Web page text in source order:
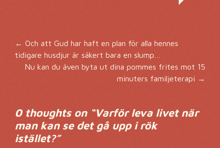
Inläggsnavigering
←Och att Gud har haft en plan för alla hennes
tidigare husdjur är säkert bara en slump…
Nu kan du även byta ut dina pommes frites mot 15
minuters familjeterapi→
0 thoughts on “Varför leva livet när
man kan se det gå upp i rök
istället?”